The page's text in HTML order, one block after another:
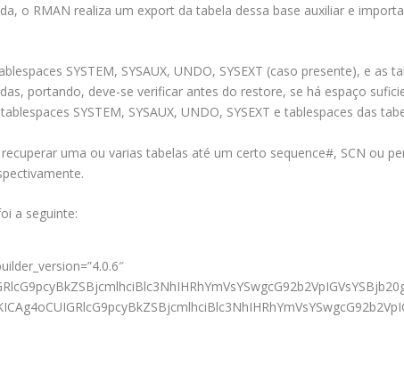
o RMAN realiza um export da tabela dessa base auxiliar e
SYSTEM, SYSAUX, UNDO, SYSEXT (caso presente), e as
portando, deve-se verificar antes do restore, se há espaço
SYSTEM, SYSAUX, UNDO, SYSEXT e tablespaces das
recuperar uma ou varias tabelas até um certo sequence#, SCN ou
a seguinte: